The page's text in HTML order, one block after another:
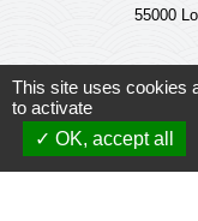
55000
Mardi-
This site uses cookies
to activate
OK, accept all